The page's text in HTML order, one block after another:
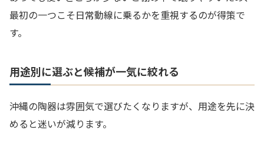
最初の一つこそ日常動線に乗るかを重視するのが得策で
す。
用途別に選ぶと候補が一気に絞れる
沖縄の陶器は雰囲気で選びたくなりますが、用途を先に決
めると迷いが減ります。